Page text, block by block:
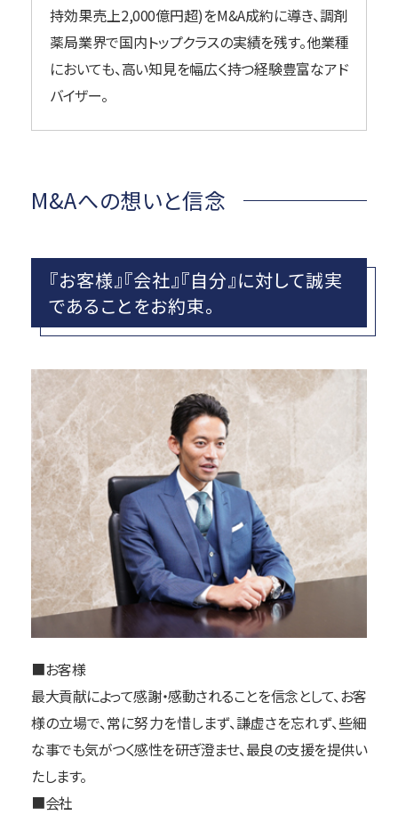
持効果売上2,000億円超)をM&A成約に導き、調剤
薬局業界で国内トップクラスの実績を残す。他業種
においても、高い知見を幅広く持つ経験豊富なアド
バイザー。
M&Aへの想いと信念
『お客様』『会社』『自分』に対して誠実
であることをお約束。
■お客様
最大貢献によって感謝・感動されることを信念として、お客
様の立場で、常に努力を惜しまず、謙虚さを忘れず、些細
な事でも気がつく感性を研ぎ澄ませ、最良の支援を提供い
たします。
■会社